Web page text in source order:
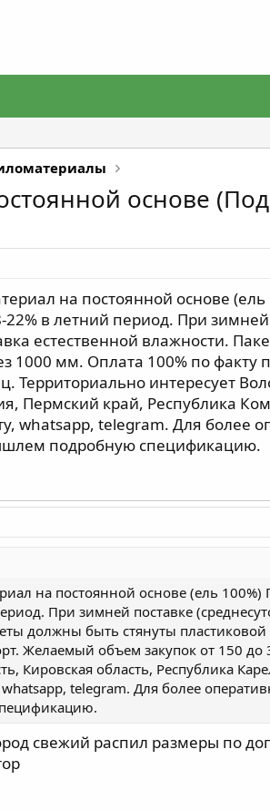
основе
на постоянной основе
в летний период. При
естественной влажности.
1000 мм. Оплата 100% по
Территориально интересует
Пермский край, Республика
whatsapp, telegram. Для более
подробную спецификацию.
на постоянной основе (ель
При зимней поставке
должны быть стянуты
Желаемый объем закупок от 150
Кировская область, Республика
telegram. Для более
свежий распил размеры по